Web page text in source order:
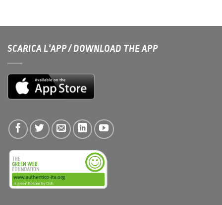
SCARICA L'APP / DOWNLOAD THE APP